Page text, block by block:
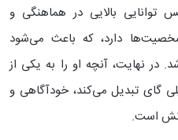
توانایی بالایی در هماهنگی و
دارد، که باعث می‌شود
در نهایت، آنچه او را به یکی از
گای تبدیل می‌کند، خودآگاهی و
است.